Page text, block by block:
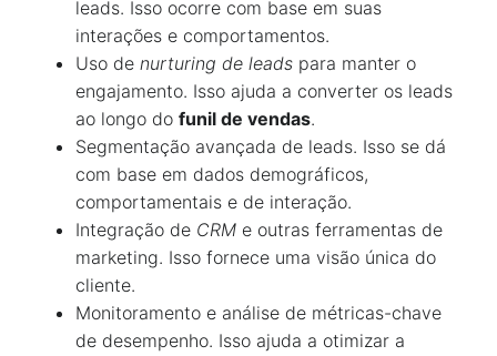
leads. Isso ocorre com base em suas
interações e comportamentos.
Uso de nurturing de leads para manter o
engajamento. Isso ajuda a converter os leads
ao longo do funil de vendas.
Segmentação avançada de leads. Isso se dá
com base em dados demográficos,
comportamentais e de interação.
Integração de CRM e outras ferramentas de
marketing. Isso fornece uma visão única do
cliente.
Monitoramento e análise de métricas-chave
de desempenho. Isso ajuda a otimizar a